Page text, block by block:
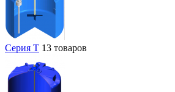
Серия T 13 товаров